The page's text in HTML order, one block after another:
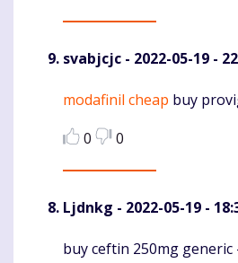
svabjcjc - 2022-05-19 -
Komentaras
modafinil cheap buy
0
0
Ljdnkg - 2022-05-19 -
Komentaras
buy ceftin 250mg generic